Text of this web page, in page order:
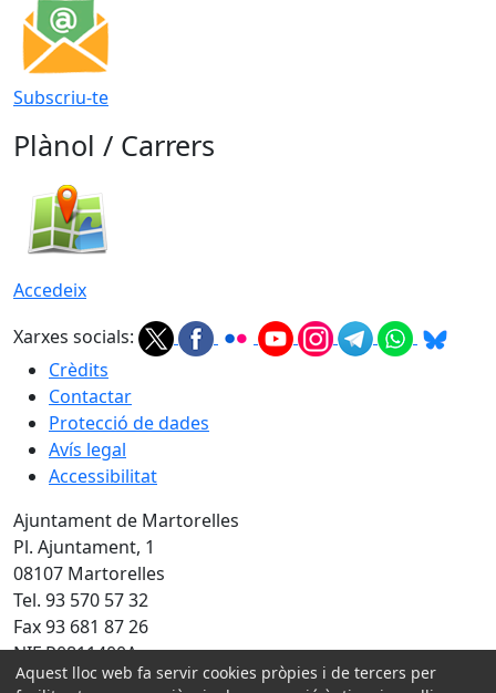
Subscriu-te
Plànol / Carrers
Accedeix
Xarxes socials:
Crèdits
Contactar
Protecció de dades
Avís legal
Accessibilitat
Ajuntament de Martorelles
Pl. Ajuntament, 1
08107 Martorelles
Tel. 93 570 57 32
Fax 93 681 87 26
NIF P0811400A
Aquest lloc web fa servir cookies pròpies i de tercers per